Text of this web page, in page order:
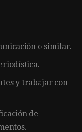
o similar.
y trabajar con
de